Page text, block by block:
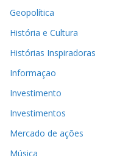
Geopolítica
História e Cultura
Histórias Inspiradoras
Informaçao
Investimento
Investimentos
Mercado de ações
Música